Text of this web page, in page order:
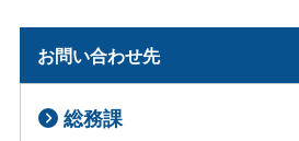
お問い合わせ先
総務課